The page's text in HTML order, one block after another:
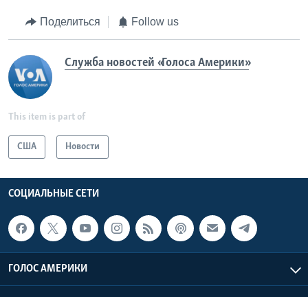
Поделиться Follow us
Служба новостей «Голоса Америки»
This item is part of
США Новости
СОЦИАЛЬНЫЕ СЕТИ
ГОЛОС АМЕРИКИ